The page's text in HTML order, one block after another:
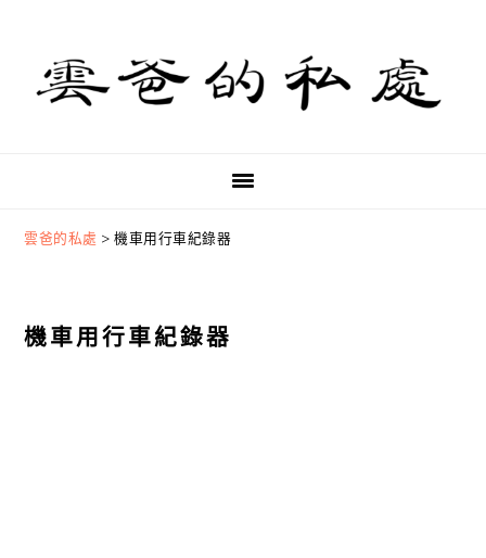
primary
navigation
content
primary
sidebar
雲爸的私處 >機車用行車紀錄器
機車用行車紀錄器